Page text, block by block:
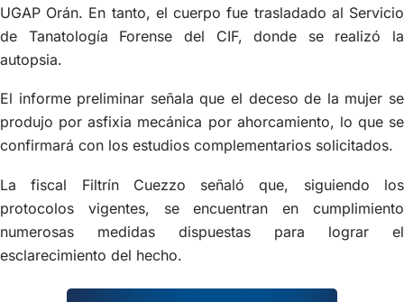
UGAP Orán. En tanto, el cuerpo fue trasladado al Servicio
de Tanatología Forense del CIF, donde se realizó la
autopsia.
El informe preliminar señala que el deceso de la mujer se
produjo por asfixia mecánica por ahorcamiento, lo que se
confirmará con los estudios complementarios solicitados.
La fiscal Filtrín Cuezzo señaló que, siguiendo los
protocolos vigentes, se encuentran en cumplimiento
numerosas medidas dispuestas para lograr el
esclarecimiento del hecho.